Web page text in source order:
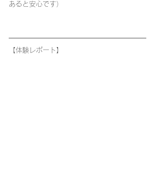
あると安心です）
【体験レポート】